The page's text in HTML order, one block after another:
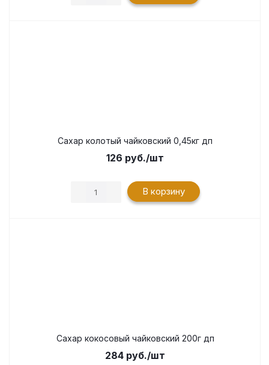
Сахар колотый чайковский 0,45кг дп
126 руб./шт
В корзину
Сахар кокосовый чайковский 200г дп
284 руб./шт